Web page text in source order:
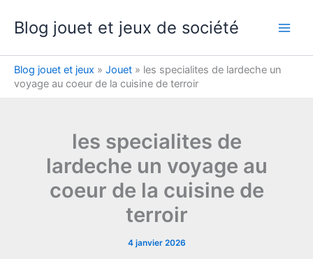
Blog jouet et jeux de société
Blog jouet et jeux » Jouet » les specialites de lardeche un
voyage au coeur de la cuisine de terroir
les specialites de
lardeche un voyage au
coeur de la cuisine de
terroir
4 janvier 2026